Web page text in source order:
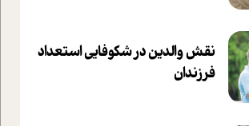
نقش والدین در شکوفا‌یی ا‌ستعداد
فرزندان‌